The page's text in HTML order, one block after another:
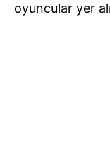
oyuncular yer